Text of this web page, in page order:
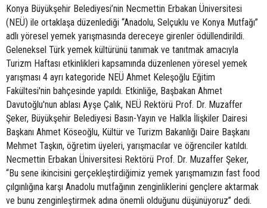
Konya Büyükşehir Belediyesi’nin Necmettin Erbakan Üniversitesi
(NEÜ) ile ortaklaşa düzenlediği “Anadolu, Selçuklu ve Konya Mutfağı”
adlı yöresel yemek yarışmasında dereceye girenler ödüllendirildi.
Geleneksel Türk yemek kültürünü tanımak ve tanıtmak amacıyla
Turizm Haftası etkinlikleri kapsamında düzenlenen yöresel yemek
yarışması 4 ayrı kategoride NEÜ Ahmet Keleşoğlu Eğitim
Fakültesi'nin bahçesinde yapıldı. Etkinliğe, Başbakan Ahmet
Davutoğlu'nun ablası Ayşe Çalık, NEÜ Rektörü Prof. Dr. Muzaffer
Şeker, Büyükşehir Belediyesi Basın-Yayın ve Halkla İlişkiler Dairesi
Başkanı Ahmet Köseoğlu, Kültür ve Turizm Bakanlığı Daire Başkanı
Mehmet Taşkın, öğretim üyeleri, yarışmacılar ve öğrenciler katıldı.
Necmettin Erbakan Üniversitesi Rektörü Prof. Dr. Muzaffer Şeker,
“Bu sene ikincisini gerçekleştirdiğimiz yemek yarışmamızın fast food
çılgınlığına karşı Anadolu mutfağının zenginliklerini gençlere aktarmak
ve bunu zenginleştirmek adına önemli olduğunu düşünüyoruz” dedi.